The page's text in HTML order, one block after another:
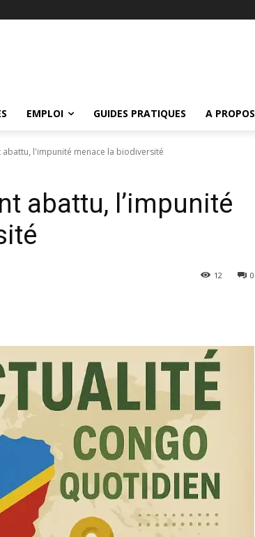
EMPLOI GUIDES PRATIQUES A PROPOS
abattu, l'impunité menace la biodiversité
abattu, l’impunité
0
12